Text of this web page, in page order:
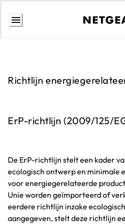
Direct
Richtlijn
ErP-richtlijn (2009/125/
De ErP-richtlijn stelt een kader
ecologisch ontwerp en minimale
voor energiegerelateerde
Unie worden geïmporteerd of
eerdere richtlijn inzake
aangegeven, stelt deze richtlijn